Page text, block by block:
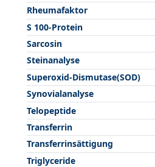
Rheumafaktor
S 100-Protein
Sarcosin
Steinanalyse
Superoxid-Dismutase(SOD)
Synovialanalyse
Telopeptide
Transferrin
Transferrinsättigung
Triglyceride